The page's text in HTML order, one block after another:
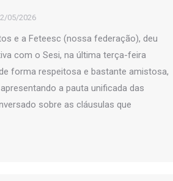
05/2026
e a Feteesc (nossa federação), deu
com o Sesi, na última terça-feira
forma respeitosa e bastante amistosa,
a pauta unificada das
sobre as cláusulas que